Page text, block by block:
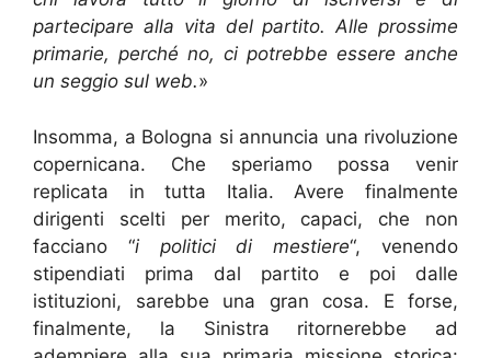
partecipare alla vita del partito. Alle prossime
primarie, perché no, ci potrebbe essere anche
un seggio sul web.»
Insomma, a Bologna si annuncia una rivoluzione
copernicana. Che speriamo possa venir
replicata in tutta Italia. Avere finalmente
dirigenti scelti per merito, capaci, che non
facciano “i politici di mestiere“, venendo
stipendiati prima dal partito e poi dalle
istituzioni, sarebbe una gran cosa. E forse,
finalmente, la Sinistra ritornerebbe ad